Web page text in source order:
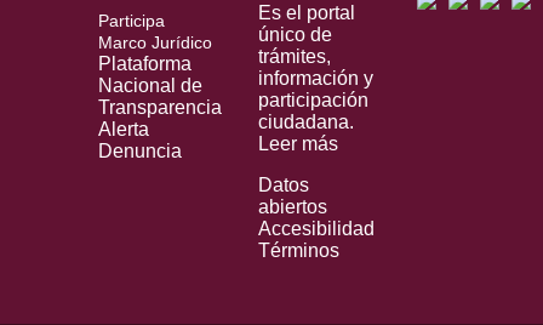
Participa
Marco Jurídico
Plataforma
Nacional de
Transparencia
Alerta
Denuncia
Es el portal
único de
trámites,
información y
participación
ciudadana.
Leer más
Datos
abiertos
Accesibilidad
Términos